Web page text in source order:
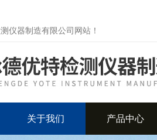
仪器制造有限公司网站！
关于我们 产品中心